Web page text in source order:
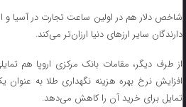
شاخص دلار هم در اولین ساعت تجارت در آسیا و
دارندگان سایر ارزهای دنیا ارزان‌تر می‌کند.
از طرف دیگر، مقامات بانک مرکزی اروپا هم
افزایش نرخ بهره هزینه نگهداری طلا به عنوان
تمایل برای خرید آن را کاهش می‌دهد.